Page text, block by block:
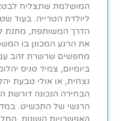
המושלמת שתצליח
ליולדת הטרייה. בעוד
הדרך המשותפת, מתנת
את הרגע המכונן בו
מחפשים שרשרת זהב עם
ביומיום, צמיד טניס
נצחית, או אולי טבעת
הבחירה הנכונה דורשת
הרגשי של התכשיט.
האפשרויות השונות,